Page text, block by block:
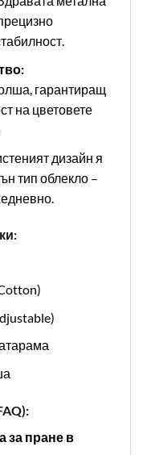
гарантиращ
на цветовете
дизайн я
тип облекло –
за пране в